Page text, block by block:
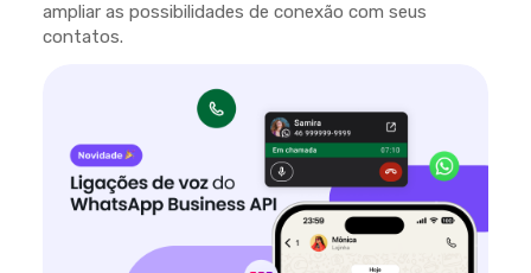
ampliar as possibilidades de conexão com seus
contatos.